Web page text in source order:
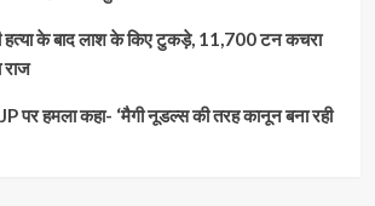
हत्या के बाद लाश के किए टुकड़े, 11,700 टन कचरा
पर हमला कहा- ‘मैगी नूडल्स की तरह कानून बना रही